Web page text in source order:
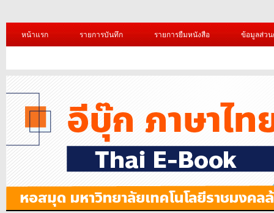
หน้าแรก รายการบันทึก รายการยืมหนังสือ ข้อมูลส่ว